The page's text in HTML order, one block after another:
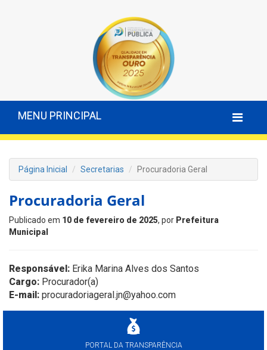
MENU PRINCIPAL
Página Inicial Secretarias Procuradoria Geral
Procuradoria Geral
Publicado em 10 de fevereiro de 2025, por Prefeitura
Municipal
Responsável: Erika Marina Alves dos Santos
Cargo: Procurador(a)
E-mail: procuradoriageral.jn@yahoo.com
PORTAL DA TRANSPARÊNCIA